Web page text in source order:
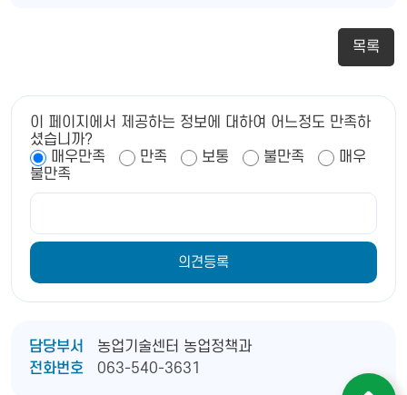
목록
이 페이지에서 제공하는 정보에 대하여 어느정도 만족하
셨습니까?
매우만족
만족 보통 불만족
매우
불만족
담당부서
농업기술센터 농업정책과
전화번호
063-540-3631